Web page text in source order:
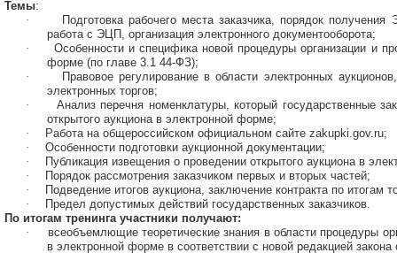
Темы:
·
Подготовка рабочего места заказчика, порядок
работа с ЭЦП, организация электронного документооборота;
·
Особенности и специфика новой процедуры организации и
форме (по главе 3.1 44-ФЗ);
·
Правовое регулирование в области электронных
электронных торгов;
·
Анализ перечня номенклатуры, который государственные
открытого аукциона в электронной форме;
·
Работа на общероссийском официальном сайте zakupki.gov.ru;
·
Особенности подготовки аукционной документации;
·
Публикация извещения о проведении открытого аукциона в
·
Порядок рассмотрения заказчиком первых и вторых частей;
·
Подведение итогов аукциона, заключение контракта по итогам
·
Предел допустимых действий государственных заказчиков.
По итогам тренинга участники получают:
·
всеобъемлющие теоретические знания в области процедуры
в электронной форме в соответствии с новой редакцией закона